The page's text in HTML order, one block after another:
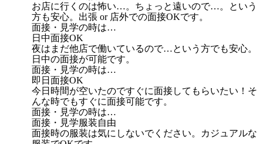
お店に行くのは怖い…。ちょっと遠いので…。という
方も安心。出張 or 店外での面接OKです。
面接・見学の時は…
日中面接OK
夜はまだ他店で働いているので…という方でも安心。
日中の面接が可能です。
面接・見学の時は…
即日面接OK
今日時間が空いたのですぐに面接してもらいたい！そ
んな時でもすぐに面接可能です。
面接・見学の時は…
面接・見学服装自由
面接時の服装は気にしないでください。カジュアルな